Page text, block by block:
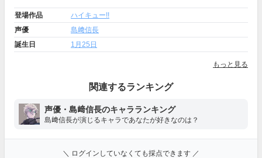
登場作品
ハイキュー!!
声優
島﨑信長
誕生日
1月25日
もっと見る
関連するランキング
声優・島﨑信長のキャラランキング
島﨑信長が演じるキャラであなたが好きなのは？
＼ ログインしていなくても採点できます ／